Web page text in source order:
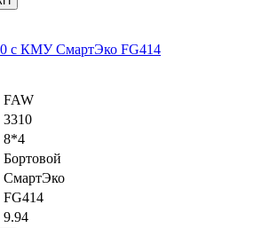
с КМУ СмартЭко FG414
FAW
3310
8*4
Бортовой
СмартЭко
FG414
9.94